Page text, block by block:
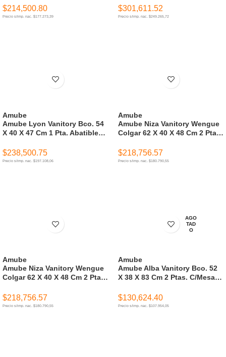
Armar )
$214,500.80
Precio s/imp. nac. $177.273,39
Para Armar )
$301,611.52
Precio s/imp. nac. $249.265,72
Amube Lyon Vanitory Bco. 54
X 40 X 47 Cm 1 Pta. Abatible
Armar )
Amube
$238,500.75
Precio s/imp. nac. $197.108,06
Amube Niza Vanitory Wengue
Colgar 62 X 40 X 48 Cm 2 Ptas.
Armar )
Amube
$218,756.57
Precio s/imp. nac. $180.790,55
Amube Niza Vanitory Wengue
Colgar 62 X 40 X 48 Cm 2 Ptas.
Armar )
Amube
$218,756.57
Precio s/imp. nac. $180.790,55
AGO
TAD
O
Amube Alba Vanitory Bco. 52
X 38 X 83 Cm 2 Ptas. C/Mesada
)
Amube
$130,624.40
Precio s/imp. nac. $107.954,05